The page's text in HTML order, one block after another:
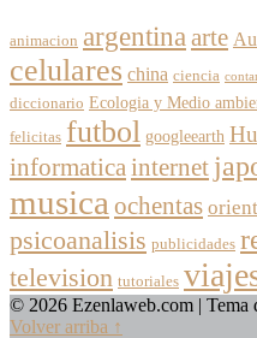
animacion argentina arte
celulares china ciencia
diccionario Ecologia y Medio
felicitas futbol googleearth
informatica internet
musica ochentas
psicoanalisis publicidades
television tutoriales
© 2026 Ezenlaweb.com | Tema
Volver arriba ↑